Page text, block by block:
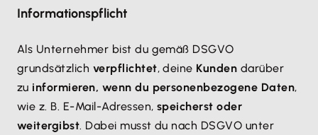
Informationspflicht
Als Unternehmer bist du gemäß DSGVO
grundsätzlich verpflichtet, deine Kunden darüber
zu informieren, wenn du personenbezogene Daten,
wie z. B. E-Mail-Adressen, speicherst oder
weitergibst. Dabei musst du nach DSGVO unter